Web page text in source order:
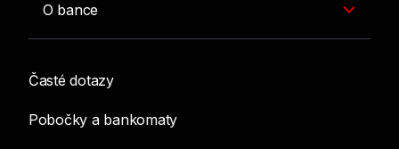
O bance
Časté dotazy
Pobočky a bankomaty